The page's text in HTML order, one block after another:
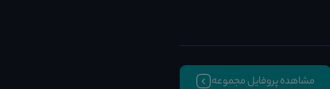
مشاهده پروفایل مجموعه